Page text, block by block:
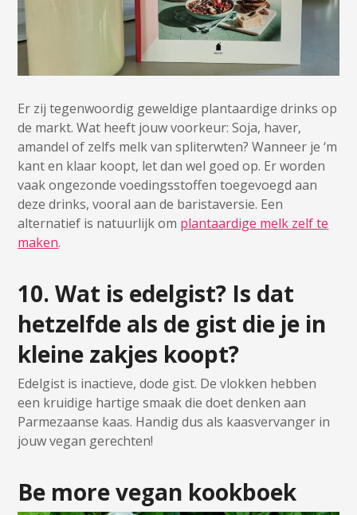
Er zij tegenwoordig geweldige plantaardige drinks op
de markt. Wat heeft jouw voorkeur: Soja, haver,
amandel of zelfs melk van spliterwten? Wanneer je ‘m
kant en klaar koopt, let dan wel goed op. Er worden
vaak ongezonde voedingsstoffen toegevoegd aan
deze drinks, vooral aan de baristaversie. Een
alternatief is natuurlijk om plantaardige melk zelf te
maken.
10. Wat is edelgist? Is dat
hetzelfde als de gist die je in
kleine zakjes koopt?
Edelgist is inactieve, dode gist. De vlokken hebben
een kruidige hartige smaak die doet denken aan
Parmezaanse kaas. Handig dus als kaasvervanger in
jouw vegan gerechten!
Be more vegan kookboek